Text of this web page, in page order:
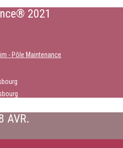
2021
- Pôle Maintenance
AVR.